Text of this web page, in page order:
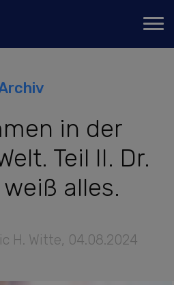
in der
Teil II. Dr.
alles.
H. Witte, 04.08.2024